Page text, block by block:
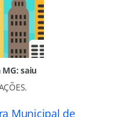
saiu
Municipal de